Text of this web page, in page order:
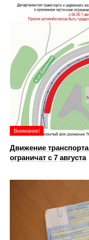
Внимание!
Движение
ограничат с 7 августа